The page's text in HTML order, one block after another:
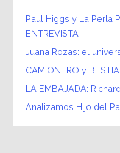
Paul Higgs y La Perla
ENTREVISTA
Juana Rozas: el
CAMIONERO y
LA EMBAJADA:
Analizamos Hijo del